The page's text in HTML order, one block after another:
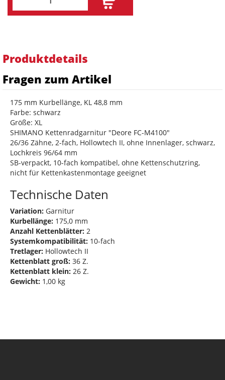
Produktdetails
Fragen zum Artikel
175 mm Kurbellänge, KL 48,8 mm
Farbe: schwarz
Größe: XL
SHIMANO Kettenradgarnitur "Deore FC-M4100"
26/36 Zähne, 2-fach, Hollowtech II, ohne Innenlager, schwarz,
Lochkreis 96/64 mm
SB-verpackt, 10-fach kompatibel, ohne Kettenschutzring,
nicht für Kettenkastenmontage geeignet
Technische Daten
Variation: Garnitur
Kurbellänge: 175,0 mm
Anzahl Kettenblätter: 2
Systemkompatibilität: 10-fach
Tretlager: Hollowtech II
Kettenblatt groß: 36 Z.
Kettenblatt klein: 26 Z.
Gewicht: 1,00 kg